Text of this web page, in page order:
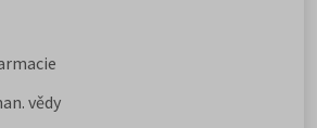
vědy